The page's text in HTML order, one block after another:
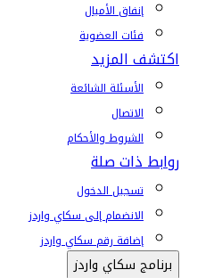
إنفاق الأميال
فئات العضوية
اكتشف المزيد
الأسئلة الشائعة
الاتصال
الشروط والأحكام
روابط ذات صلة
تسجيل الدخول
الانضمام إلى سكاي واردز
إضافة رقم سكاي واردز
برنامج سكاي واردز